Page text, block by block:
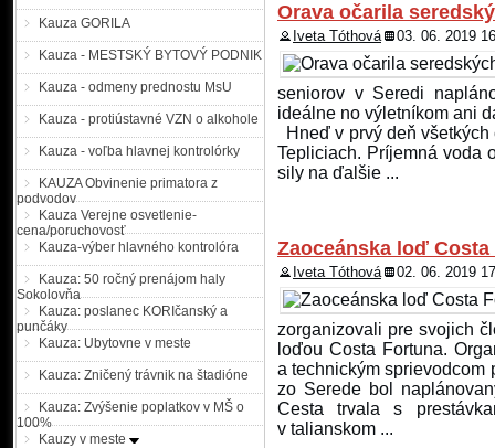
Kauza GORILA
Kauza - MESTSKÝ BYTOVÝ PODNIK
Kauza - odmeny prednostu MsU
Kauza - protiústavné VZN o alkohole
Kauza - voľba hlavnej kontrolórky
KAUZA Obvinenie primatora z
podvodov
Kauza Verejne osvetlenie-
cena/poruchovosť
Kauza-výber hlavného kontrolóra
Kauza: 50 ročný prenájom haly
Sokolovňa
Kauza: poslanec KORIčanský a
punčáky
Kauza: Ubytovne v meste
Kauza: Zničený trávnik na štadióne
Kauza: Zvýšenie poplatkov v MŠ o
100%
Kauzy v meste
Oddelenie pátrania
nezvestnom Petrovi
Majcichove. Petra
kedy odišiel do Trnavy.
postavy, má tmavé,
nezvestnosti sa ho ...
Pátranie po
trvalý pobyt v Čekovciach
bydliska nezdržiavala a
Grobe. Z adresy
o 16.00 h. Nezvestnosť
Nezvestný 50 ročný
ste ho?
KRPZ Trnava |MM|
Orava očarila
Iveta Tóthová 03. 06. 2019
seniorov v Seredi
ideálne no výletníkom ani
Hneď v prvý deň
Tepliciach. Príjemná voda
sily na ďalšie ...
Zaoceánska loď
Iveta Tóthová 02. 06. 2019
zorganizovali pre svojich
loďou Costa Fortuna.
a technickým sprievodcom
zo Serede bol
Cesta trvala s
v talianskom ...